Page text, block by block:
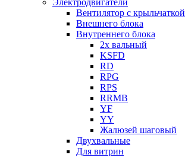
Электродвигатели
Вентилятор с крыльчаткой
Внешнего блока
Внутреннего блока
2х вальный
KSFD
RD
RPG
RPS
RRMB
YF
YY
Жалюзей шаговый
Двухвальные
Для витрин